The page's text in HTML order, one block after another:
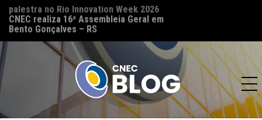
CNEC realiza 16ª Assembleia Geral em
Bento Gonçalves – RS